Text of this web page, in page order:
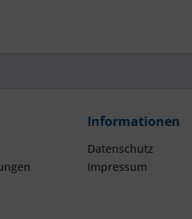
Informationen
Datenschutz
Impressum